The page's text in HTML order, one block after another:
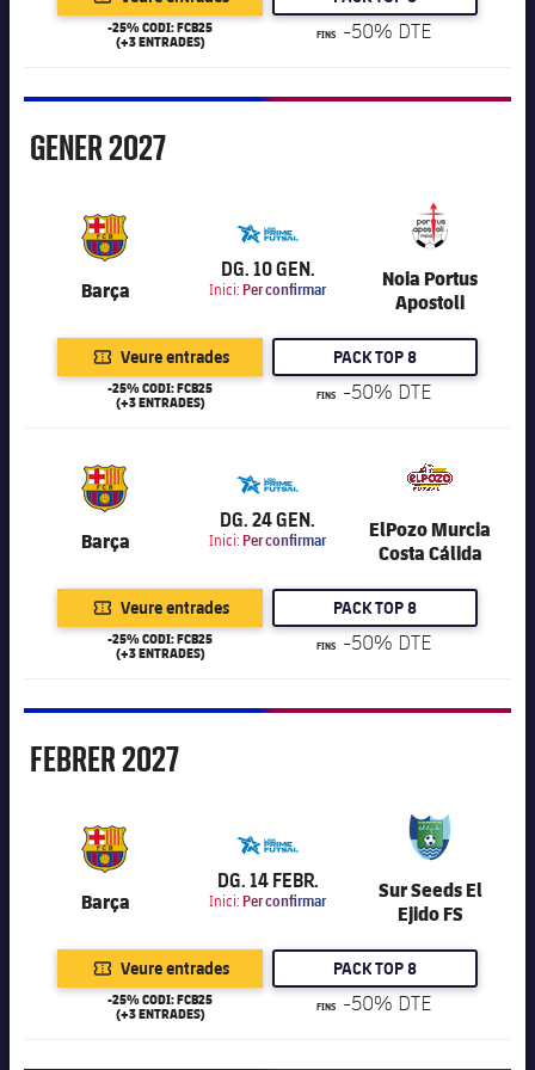
-25% CODI: FCB25
(+3 ENTRADES)
FINS -50% DTE
Gener
GENER2027
Barça
6.000
DG. 10 GEN.
Inici: Per confirmar
Noia Portus
Apostoli
Veure entrades
-25% CODI: FCB25
(+3 ENTRADES)
PACK TOP 8
FINS -50% DTE
Barça
6.000
DG. 24 GEN.
Inici: Per confirmar
ElPozo Murcia
Costa Cálida
Veure entrades
-25% CODI: FCB25
(+3 ENTRADES)
PACK TOP 8
FINS -50% DTE
Febrer
FEBRER2027
Barça
6.000
DG. 14 FEBR.
Inici: Per confirmar
Sur Seeds El
Ejido FS
Veure entrades
-25% CODI: FCB25
(+3 ENTRADES)
PACK TOP 8
FINS -50% DTE